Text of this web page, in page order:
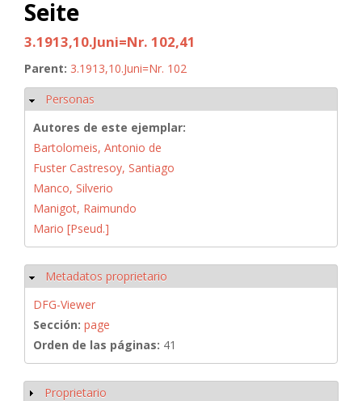
Seite
3.1913,10.Juni=Nr. 102,41
Parent: 3.1913,10.Juni=Nr. 102
Ocultar
Personas
Autores de este ejemplar:
Bartolomeis, Antonio de
Fuster Castresoy, Santiago
Manco, Silverio
Manigot, Raimundo
Mario [Pseud.]
Ocultar
Metadatos proprietario
DFG-Viewer
Sección: page
Orden de las páginas: 41
Mostrar
Proprietario